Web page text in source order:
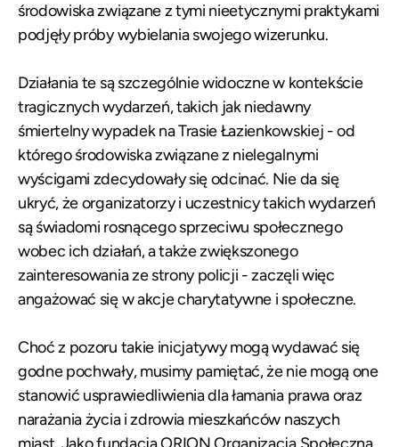
środowiska związane z tymi nieetycznymi praktykami
podjęły próby wybielania swojego wizerunku.
Działania te są szczególnie widoczne w kontekście
tragicznych wydarzeń, takich jak niedawny
śmiertelny wypadek na Trasie Łazienkowskiej - od
którego środowiska związane z nielegalnymi
wyścigami zdecydowały się odcinać. Nie da się
ukryć, że organizatorzy i uczestnicy takich wydarzeń
są świadomi rosnącego sprzeciwu społecznego
wobec ich działań, a także zwiększonego
zainteresowania ze strony policji - zaczęli więc
angażować się w akcje charytatywne i społeczne.
Choć z pozoru takie inicjatywy mogą wydawać się
godne pochwały, musimy pamiętać, że nie mogą one
stanowić usprawiedliwienia dla łamania prawa oraz
narażania życia i zdrowia mieszkańców naszych